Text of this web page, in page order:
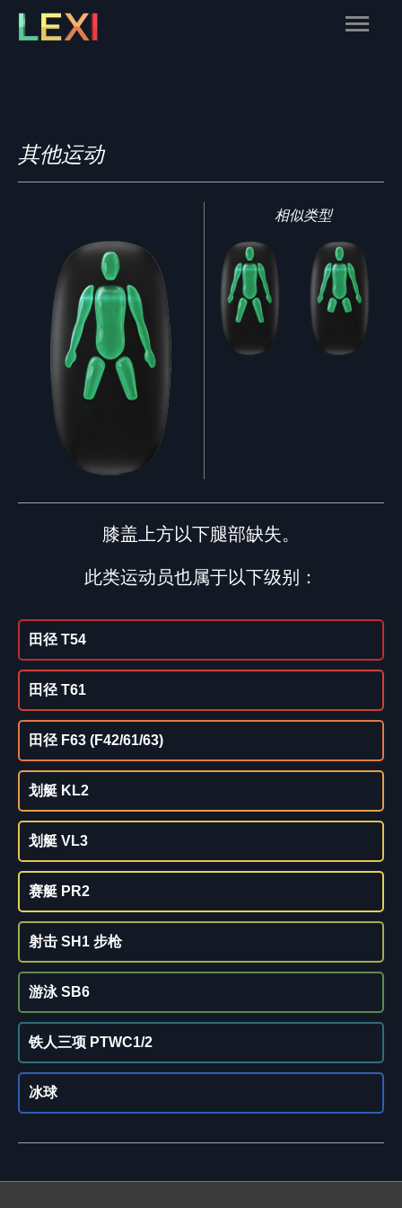
Skip
Main
其他运动
相似类型
膝盖上方以下腿部缺失。
此类运动员也属于以下级别：
田径 T54
田径 T61
田径 F63 (F42/61/63)
划艇 KL2
划艇 VL3
赛艇 PR2
射击 SH1 步枪
游泳 SB6
铁人三项 PTWC1/2
冰球